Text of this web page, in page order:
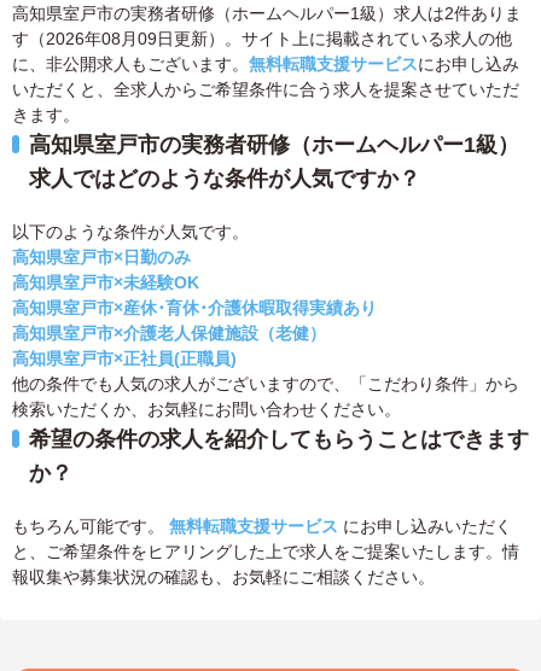
高知県室戸市の実務者研修（ホームヘルパー1級）求人は2件ありま
す（2026年08月09日更新）。サイト上に掲載されている求人の他
に、非公開求人もございます。 無料転職支援サービスにお申し込み
いただくと、全求人からご希望条件に合う求人を提案させていただ
きます。
高知県室戸市の実務者研修（ホームヘルパー1級）
求人ではどのような条件が人気ですか？
以下のような条件が人気です。
高知県室戸市×日勤のみ
高知県室戸市×未経験OK
高知県室戸市×産休･育休･介護休暇取得実績あり
高知県室戸市×介護老人保健施設（老健）
高知県室戸市×正社員(正職員)
他の条件でも人気の求人がございますので、「こだわり条件」から
検索いただくか、お気軽にお問い合わせください。
希望の条件の求人を紹介してもらうことはできます
か？
もちろん可能です。 無料転職支援サービス にお申し込みいただく
と、ご希望条件をヒアリングした上で求人をご提案いたします。情
報収集や募集状況の確認も、お気軽にご相談ください。